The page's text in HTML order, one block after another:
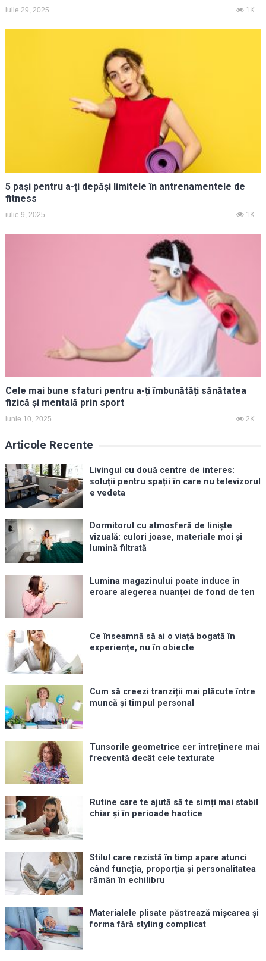
iulie 29, 2025 1K
5 pași pentru a-ți depăși limitele în antrenamentele de
fitness
iulie 9, 2025 1K
Cele mai bune sfaturi pentru a-ți îmbunătăți sănătatea
fizică și mentală prin sport
iunie 10, 2025 2K
Articole Recente
Livingul cu două centre de interes:
soluții pentru spații în care nu televizorul
e vedeta
Dormitorul cu atmosferă de liniște
vizuală: culori joase, materiale moi și
lumină filtrată
Lumina magazinului poate induce în
eroare alegerea nuanței de fond de ten
Ce înseamnă să ai o viață bogată în
experiențe, nu în obiecte
Cum să creezi tranziții mai plăcute între
muncă și timpul personal
Tunsorile geometrice cer întreținere mai
frecventă decât cele texturate
Rutine care te ajută să te simți mai stabil
chiar și în perioade haotice
Stilul care rezistă în timp apare atunci
când funcția, proporția și personalitatea
rămân în echilibru
Materialele plisate păstrează mișcarea și
forma fără styling complicat